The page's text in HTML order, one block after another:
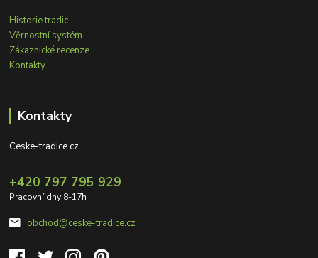
Historie tradic
Věrnostní systém
Zákaznické recenze
Kontakty
Kontakty
Ceske-tradice.cz
+420 797 795 929
Pracovní dny 8-17h
obchod@ceske-tradice.cz